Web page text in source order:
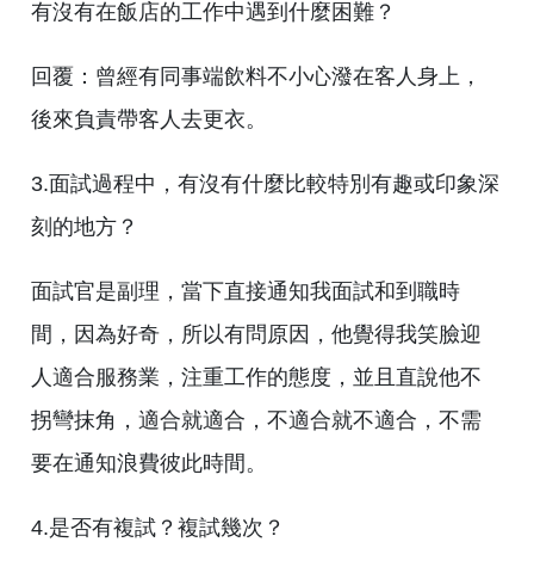
有沒有在飯店的工作中遇到什麼困難？
回覆：曾經有同事端飲料不小心潑在客人身上，
後來負責帶客人去更衣。
3.面試過程中，有沒有什麼比較特別有趣或印象深
刻的地方？
面試官是副理，當下直接通知我面試和到職時
間，因為好奇，所以有問原因，他覺得我笑臉迎
人適合服務業，注重工作的態度，並且直說他不
拐彎抹角，適合就適合，不適合就不適合，不需
要在通知浪費彼此時間。
4.是否有複試？複試幾次？